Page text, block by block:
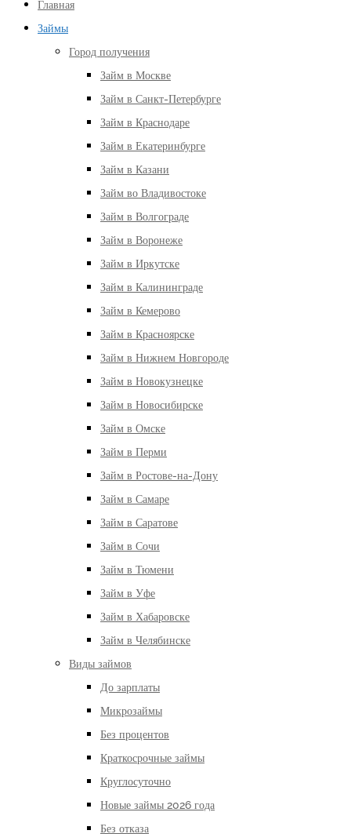
Главная
Займы
Город получения
Займ в Москве
Займ в Санкт-Петербурге
Займ в Краснодаре
Займ в Екатеринбурге
Займ в Казани
Займ во Владивостоке
Займ в Волгограде
Займ в Воронеже
Займ в Иркутске
Займ в Калининграде
Займ в Кемерово
Займ в Красноярске
Займ в Нижнем Новгороде
Займ в Новокузнецке
Займ в Новосибирске
Займ в Омске
Займ в Перми
Займ в Ростове-на-Дону
Займ в Самаре
Займ в Саратове
Займ в Сочи
Займ в Тюмени
Займ в Уфе
Займ в Хабаровске
Займ в Челябинске
Виды займов
До зарплаты
Микрозаймы
Без процентов
Краткосрочные займы
Круглосуточно
Новые займы 2026 года
Без отказа